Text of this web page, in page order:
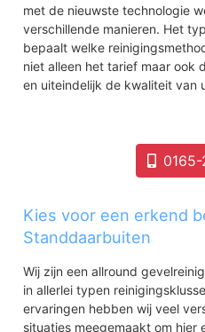
met de nieuwste technologie
verschillende manieren. Het
bepaalt welke
niet alleen het tarief maar ook
en uiteindelijk de kwaliteit van
Kies voor een erkend
Standdaarbuiten
Wij zijn een allround
in allerlei typen
ervaringen hebben wij veel
situaties meegemaakt om hier